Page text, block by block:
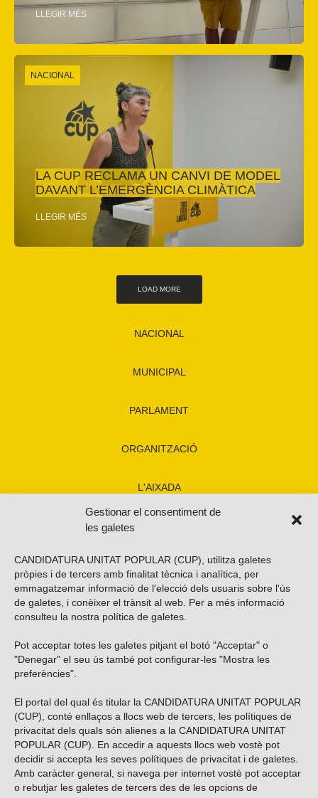
Gestionar el consentiment de
les galetes
CANDIDATURA UNITAT POPULAR (CUP), utilitza galetes
pròpies i de tercers amb finalitat tècnica i analítica, per
emmagatzemar informació de l'elecció dels usuaris sobre l'ús
de galetes, i conèixer el trànsit al web. Per a més informació
consulteu la nostra política de galetes
Pot acceptar totes les galetes pitjant el botó "Acceptar" o
"Denegar" el seu ús també pot configurar-les "Mostra les
preferències".
El portal del qual és titular la CANDIDATURA UNITAT POPULAR
(CUP), conté enllaços a llocs web de tercers, les polítiques de
privacitat dels quals són alienes a la CANDIDATURA UNITAT
POPULAR (CUP). En accedir a aquests llocs web vostè pot
decidir si accepta les seves polítiques de privacitat i de galetes.
Amb caràcter general, si navega per internet vostè pot acceptar
o rebutjar les galetes de tercers des de les opcions de
NACIONAL
MUNICIPAL
PARLAMENT
ORGANITZACIÓ
L'AIXADA
LLEGIR MÉS
LA CUP RECLAMA UN CANVI DE MODEL
DAVANT L’EMERGÈNCIA CLIMÀTICA
LLEGIR MÉS
NACIONAL
LOAD MORE
Vols subscriure’t al nostre butlletí?
ENVIAR
Troba’ns a les xarxes socials